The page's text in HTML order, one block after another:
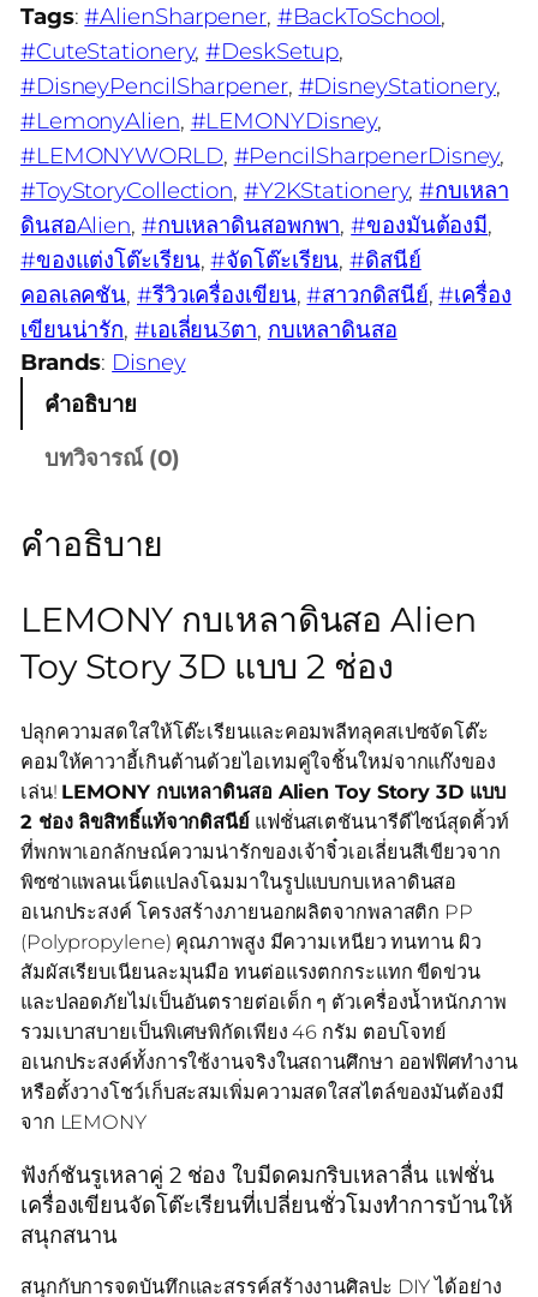
Tags:#AlienSharpener, #BackToSchool
#CuteStationery, #DeskSetup
#DisneyPencilSharpener, #DisneyStationery
#LemonyAlien, #LEMONYDisney
#LEMONYWORLD, #PencilSharpenerDisney
#ToyStoryCollection, #Y2KStationery, #กบเหลา
ดินสอAlien, #กบเหลาดินสอพกพา, #ของมันต้องมี
#ของแต่งโต๊ะเรียน, #จัดโต๊ะเรียน, #ดิสนีย์
คอลเลคชัน, #รีวิวเครื่องเขียน, #สาวกดิสนีย์, #เครื่อง
เขียนน่ารัก, #เอเลี่ยน3ตา, กบเหลาดินสอ
Brands: Disney
คำอธิบาย
บทวิจารณ์ (0)
คำอธิบาย
LEMONY กบเหลาดินสอ Alien
Toy Story 3D แบบ 2 ช่อง
ปลุกความสดใสให้โต๊ะเรียนและคอมพลีทลุคสเปซจัดโต๊ะ
คอมให้คาวาอี้เกินต้านด้วยไอเทมคู่ใจชิ้นใหม่จากแก๊งของ
เล่น! LEMONY กบเหลาดินสอ Alien Toy Story 3D แบบ
2 ช่อง ลิขสิทธิ์แท้จากดิสนีย์ แฟชั่นสเตชันนารีดีไซน์สุดคิ้วท์
ที่พกพาเอกลักษณ์ความน่ารักของเจ้าจิ๋วเอเลี่ยนสีเขียวจาก
พิซซ่าแพลนเน็ตแปลงโฉมมาในรูปแบบกบเหลาดินสอ
อเนกประสงค์ โครงสร้างภายนอกผลิตจากพลาสติก PP
(Polypropylene) คุณภาพสูง มีความเหนียว ทนทาน ผิว
สัมผัสเรียบเนียนละมุนมือ ทนต่อแรงตกกระแทก ขีดข่วน
และปลอดภัยไม่เป็นอันตรายต่อเด็ก ๆ ตัวเครื่องน้ำหนักภาพ
รวมเบาสบายเป็นพิเศษพิกัดเพียง 46 กรัม ตอบโจทย์
อเนกประสงค์ทั้งการใช้งานจริงในสถานศึกษา ออฟฟิศทำงาน
หรือตั้งวางโชว์เก็บสะสมเพิ่มความสดใสสไตล์ของมันต้องมี
จาก LEMONY
ฟังก์ชันรูเหลาคู่ 2 ช่อง ใบมีดคมกริบเหลาลื่น แฟชั่น
เครื่องเขียนจัดโต๊ะเรียนที่เปลี่ยนชั่วโมงทำการบ้านให้
สนุกสนาน
สนุกกับการจดบันทึกและสรรค์สร้างงานศิลปะ DIY ได้อย่าง